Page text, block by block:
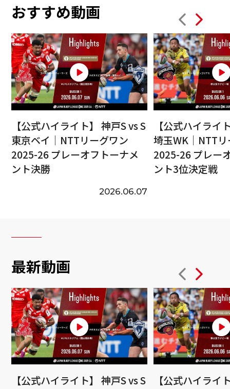
おすすめ動画
【公式ハイライト】 神戸S vs S
東京ベイ｜NTTリーグワン
2025-26 プレーオフトーナメ
ント決勝
2026.06.07
【公式ハイライ
埼玉WK｜NTT
2025-26 プレー
ント3位決定戦
最新動画
【公式ハイライト】 神戸S vs S
【公式ハイライ